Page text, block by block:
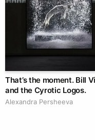
That’s the moment. Bill
and the Cyrotic Logos.
Alexandra Persheeva